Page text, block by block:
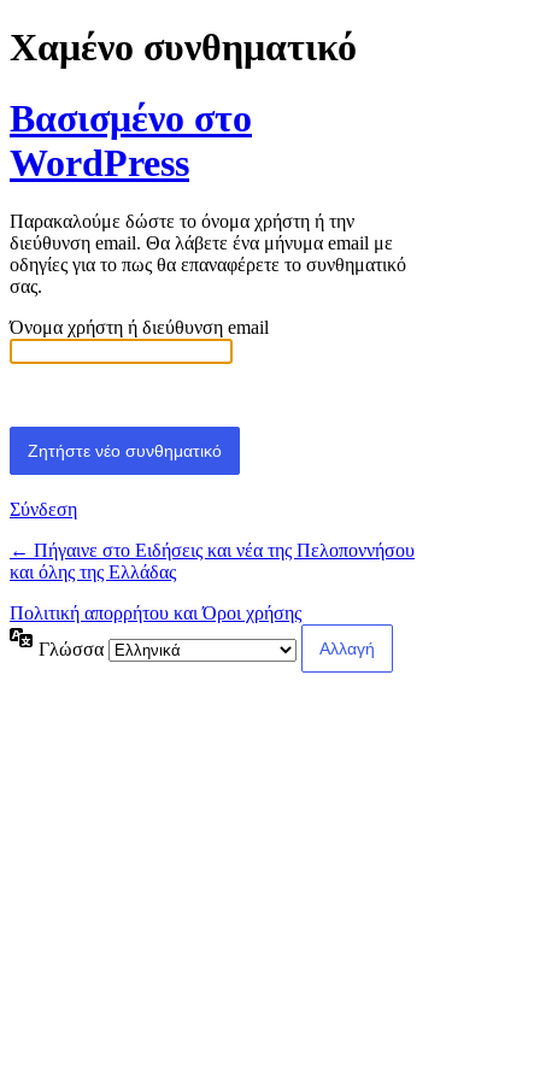
Χαμένο συνθηματικό
Βασισμένο στο
WordPress
Παρακαλούμε δώστε το όνομα χρήστη ή την
διεύθυνση email. Θα λάβετε ένα μήνυμα email με
οδηγίες για το πως θα επαναφέρετε το συνθηματικό
σας.
Όνομα χρήστη ή διεύθυνση email
Σύνδεση
← Πήγαινε στο Ειδήσεις και νέα της Πελοποννήσου
και όλης της Ελλάδας
Πολιτική απορρήτου και Όροι χρήσης
Γλώσσα